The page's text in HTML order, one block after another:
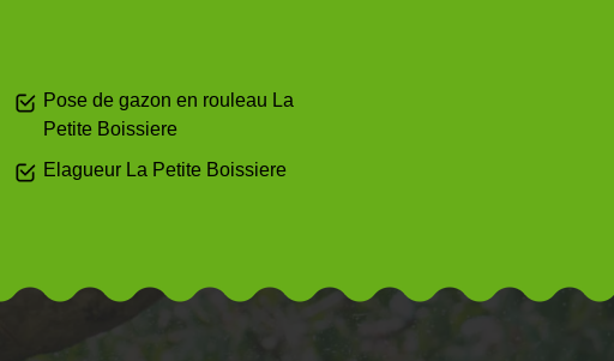
Pose de gazon en rouleau La
Petite Boissiere
Elagueur La Petite Boissiere